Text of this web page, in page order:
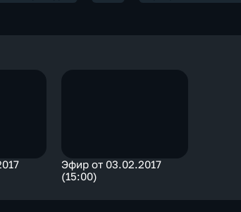
Эфир от 03.02.2017
(15:00)